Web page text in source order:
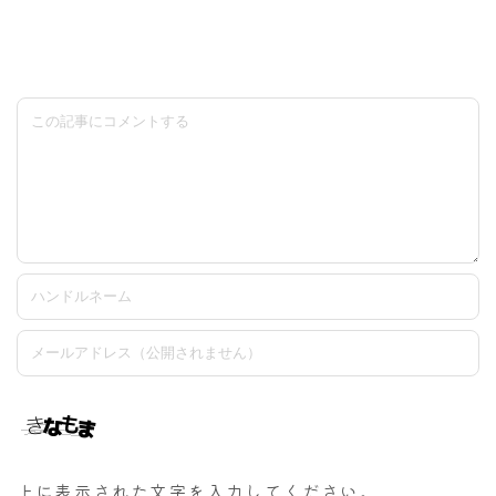
上に表示された文字を入力してください。